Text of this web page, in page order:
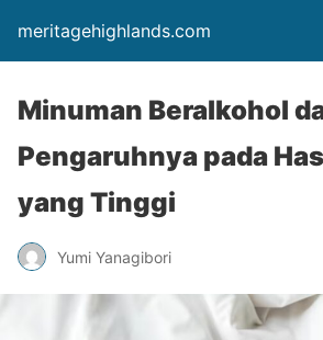
meritagehighlands.com
Minuman Beralkohol
Pengaruhnya pada
yang Tinggi
Yumi Yanagibori